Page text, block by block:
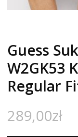
Guess
W2GK53
Regular
289,00zł